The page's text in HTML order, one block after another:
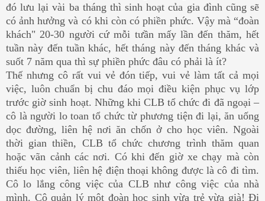
đó lưu lại vài ba tháng thì sinh hoạt của gia đình cũng sẽ
có ảnh hưởng và có khi còn có phiền phức. Vậy mà “đoàn
khách" 20-30 người cứ mỗi tưần mấy lần đến thăm, hết
tuần này đến tuần khác, hết tháng này đến tháng khác và
suốt 7 năm qua thì sự phiền phức đâu có phải là ít?
Thế nhưng cô rất vui vẻ đón tiếp, vui vẻ làm tất cả mọi
việc, luôn chuẩn bị chu đáo mọi điều kiện phục vụ lớp
trước giờ sinh hoạt. Những khi CLB tổ chức đi đã ngoại –
cô là người lo toan tổ chức từ phương tiện đi lại, ăn uống
dọc đường, liên hệ nơi ăn chốn ở cho học viên. Ngoài
thời gian thiền, CLB tổ chức chương trình thăm quan
hoặc vãn cảnh các nơi. Có khi đến giờ xe chạy mà còn
thiếu học viên, liên hệ điện thoại không được là cô đi tìm.
Cô lo lắng công việc của CLB như công việc của nhà
mình. Cô quản lý một đoàn học sinh vừa trẻ vừa già! Đi